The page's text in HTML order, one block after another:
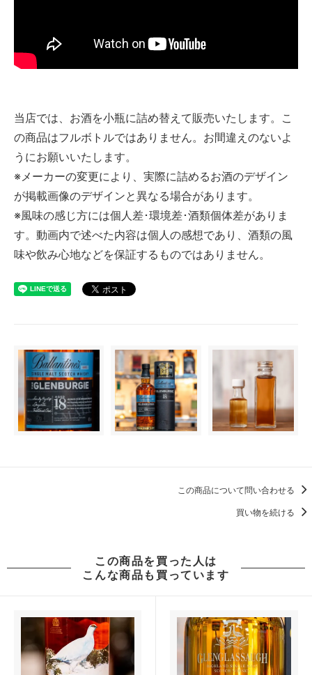
当店では、お酒を小瓶に詰め替えて販売いたします。こ
の商品はフルボトルではありません。お間違えのないよ
うにお願いいたします。
※メーカーの変更により、実際に詰めるお酒のデザイン
が掲載画像のデザインと異なる場合があります。
※風味の感じ方には個人差･環境差･酒類個体差がありま
す。動画内で述べた内容は個人の感想であり、酒類の風
味や飲み心地などを保証するものではありません。
この商品について問い合わせる
買い物を続ける
この商品を買った人は
こんな商品も買っています